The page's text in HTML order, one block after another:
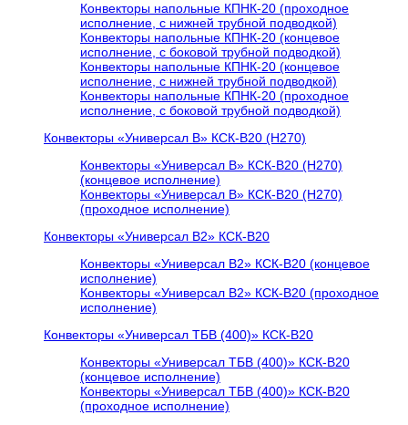
Конвекторы напольные КПНК-20 (проходное
исполнение, с нижней трубной подводкой)
Конвекторы напольные КПНК-20 (концевое
исполнение, с боковой трубной подводкой)
Конвекторы напольные КПНК-20 (концевое
исполнение, с нижней трубной подводкой)
Конвекторы напольные КПНК-20 (проходное
исполнение, с боковой трубной подводкой)
Конвекторы «Универсал В» КСК-В20 (H270)
Конвекторы «Универсал В» КСК-В20 (H270)
(концевое исполнение)
Конвекторы «Универсал В» КСК-В20 (H270)
(проходное исполнение)
Конвекторы «Универсал В2» КСК-В20
Конвекторы «Универсал В2» КСК-В20 (концевое
исполнение)
Конвекторы «Универсал В2» КСК-В20 (проходное
исполнение)
Конвекторы «Универсал ТБВ (400)» КСК-В20
Конвекторы «Универсал ТБВ (400)» КСК-В20
(концевое исполнение)
Конвекторы «Универсал ТБВ (400)» КСК-В20
(проходное исполнение)